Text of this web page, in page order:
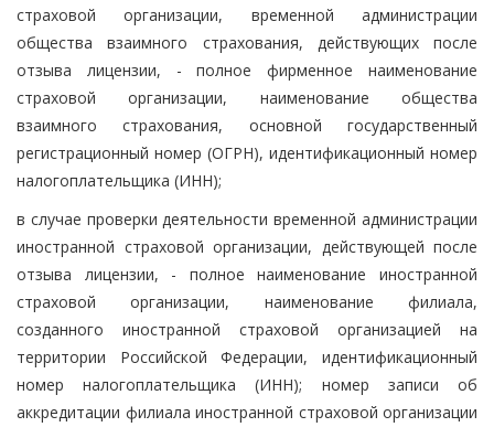
страховой организации, временной администрации
общества взаимного страхования, действующих после
отзыва лицензии, - полное фирменное наименование
страховой организации, наименование общества
взаимного страхования, основной государственный
регистрационный номер (ОГРН), идентификационный номер
налогоплательщика (ИНН);
в случае проверки деятельности временной администрации
иностранной страховой организации, действующей после
отзыва лицензии, - полное наименование иностранной
страховой организации, наименование филиала,
созданного иностранной страховой организацией на
территории Российской Федерации, идентификационный
номер налогоплательщика (ИНН); номер записи об
аккредитации филиала иностранной страховой организации